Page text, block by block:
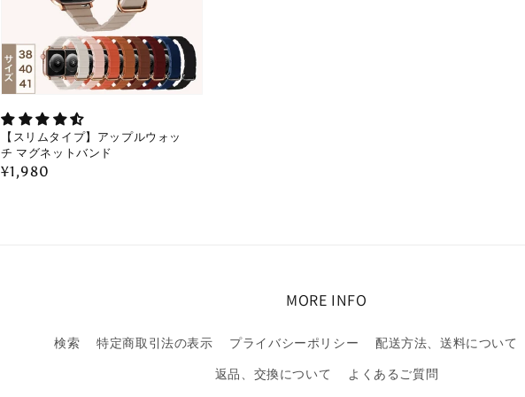
【スリムタイプ】アップルウォッ
チ マグネットバンド
通
¥1,980
MORE INFO
検索 特定商取引法の表示 プライバシーポリシー 配送方法、送料について
返品、交換について よくあるご質問